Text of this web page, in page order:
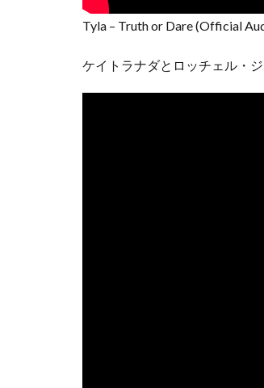
Tyla – Truth or Dare (Official
ケイトラナダとロッチェル・